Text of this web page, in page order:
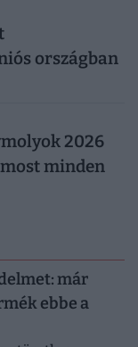
országban
2026
minden
már
ebbe a